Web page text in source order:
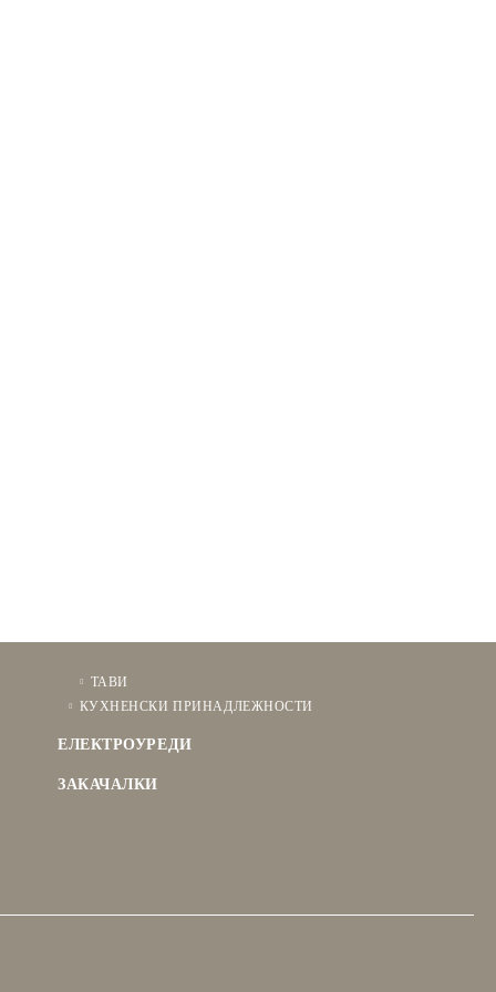
ТАВИ
КУХНЕНСКИ ПРИНАДЛЕЖНОСТИ
ЕЛЕКТРОУРЕДИ
ЗАКАЧАЛКИ